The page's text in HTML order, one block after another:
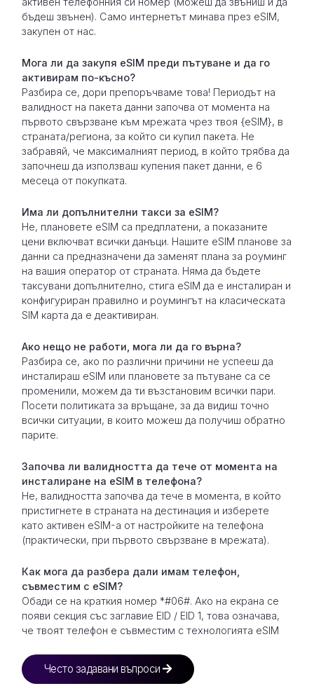
бъдеш звънен). Само интернетът минава през eSIM,
закупен от нас.
Мога ли да закупя eSIM преди пътуване и да го
активирам по-късно?
Разбира се, дори препоръчваме това! Периодът на
валидност на пакета данни започва от момента на
първото свързване към мрежата чрез твоя {eSIM}, в
страната/региона, за който си купил пакета. Не
забравяй, че максималният период, в който трябва да
започнеш да използваш купения пакет данни, е 6
месеца от покупката.
Има ли допълнителни такси за eSIM?
Не, плановете eSIM са предплатени, а показаните
цени включват всички данъци. Нашите eSIM планове за
данни са предназначени да заменят плана за роуминг
на вашия оператор от страната. Няма да бъдете
таксувани допълнително, стига eSIM да е инсталиран и
конфигуриран правилно и роумингът на класическата
SIM карта да е деактивиран.
Ако нещо не работи, мога ли да го върна?
Разбира се, ако по различни причини не успееш да
инсталираш eSIM или плановете за пътуване са се
променили, можем да ти възстановим всички пари.
Посети политиката за връщане, за да видиш точно
всички ситуации, в които можеш да получиш обратно
парите.
Започва ли валидността да тече от момента на
инсталиране на eSIM в телефона?
Не, валидността започва да тече в момента, в който
пристигнете в страната на дестинация и изберете
като активен eSIM-а от настройките на телефона
(практически, при първото свързване в мрежата).
Как мога да разбера дали имам телефон,
съвместим с eSIM?
Обади се на краткия номер *#06#. Ако на екрана се
появи секция със заглавие EID / EID 1, това означава,
че твоят телефон е съвместим с технологията eSIM
Често задавани въпроси